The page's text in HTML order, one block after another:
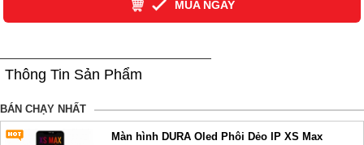
MUA NGAY
Thông Tin Sản Phẩm
BÁN CHẠY NHẤT
Màn hình DURA Oled Phôi Dẻo IP XS Max